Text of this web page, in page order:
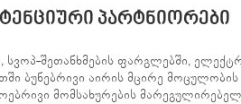
ᲞᲐᲠᲢᲜᲘᲝᲠᲔᲑᲘ
სვოპ-შეთანხმების ფარგლებში,
ბუნებრივი აირის მცირე
მომსახურების